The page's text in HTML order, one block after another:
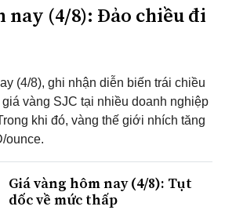
nay (4/8): Đảo chiều đi
(4/8), ghi nhận diễn biến trái chiều
vàng SJC tại nhiều doanh nghiệp
khi đó, vàng thế giới nhích tăng
ounce.
Giá vàng hôm nay (4/8): Tụt
dốc về mức thấp